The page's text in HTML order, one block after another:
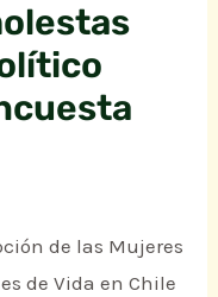
de las Mujeres
de Vida en Chile